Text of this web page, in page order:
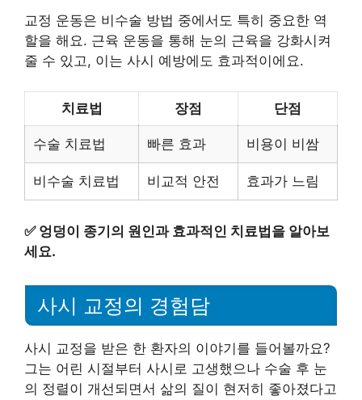
교정 운동은 비수술 방법 중에서도 특히 중요한 역
할을 해요. 근육 운동을 통해 눈의 근육을 강화시켜
줄 수 있고, 이는 사시 예방에도 효과적이에요.
치료법 장점 단점
수술 치료법 빠른 효과 비용이 비쌈
비수술 치료법 비교적 안전 효과가 느림
✅ 엉덩이 종기의 원인과 효과적인 치료법을 알아보
세요.
사시 교정의 경험담
사시 교정을 받은 한 환자의 이야기를 들어볼까요?
그는 어린 시절부터 사시로 고생했으나 수술 후 눈
의 정렬이 개선되면서 삶의 질이 현저히 좋아졌다고